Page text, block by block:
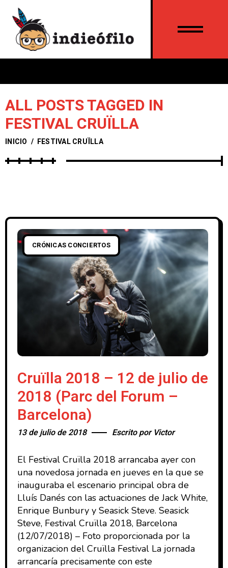
ALL POSTS TAGGED IN
FESTIVAL CRUÏLLA
INICIO / FESTIVAL CRUÏLLA
CRÓNICAS CONCIERTOS
Cruïlla 2018 – 12 de julio de
2018 (Parc del Forum –
Barcelona)
13 de julio de 2018 Escrito por Victor
El Festival Cruïlla 2018 arrancaba ayer con
una novedosa jornada en jueves en la que se
inauguraba el escenario principal obra de
Lluís Danés con las actuaciones de Jack White,
Enrique Bunbury y Seasick Steve. Seasick
Steve, Festival Cruïlla 2018, Barcelona
(12/07/2018) – Foto proporcionada por la
organizacion del Cruïlla Festival La jornada
arrancaría precisamente con este